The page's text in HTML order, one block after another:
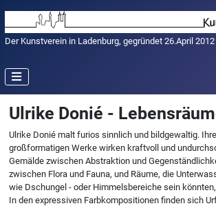
Der Kunstverein in Ladenburg, gegründet 26.April 2012
Ulrike Donié -
Ulrike Donié malt furios sinnlich und bildgewaltig.
großformatigen Werke wirken kraftvoll und
Gemälde zwischen Abstraktion und
zwischen Flora und Fauna, und Räume, die
wie Dschungel - oder Himmelsbereiche sein
In den expressiven Farbkompositionen finden sich